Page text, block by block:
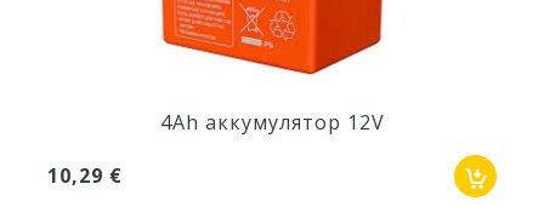
4Ah аккумулятор 12V
10,29 €